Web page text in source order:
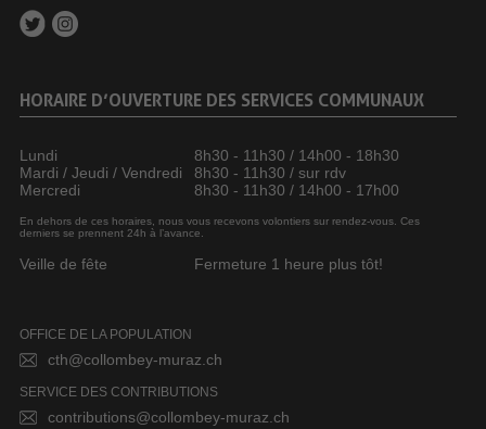
HORAIRE D’OUVERTURE DES SERVICES COMMUNAUX
Lundi
8h30 - 11h30 / 14h00 - 18h30
Mardi / Jeudi / Vendredi
8h30 - 11h30 / sur rdv
Mercredi
8h30 - 11h30 / 14h00 - 17h00
En dehors de ces horaires, nous vous recevons volontiers sur rendez-vous. Ces
derniers se prennent 24h à l’avance.
Veille de fête Fermeture 1 heure plus tôt!
OFFICE DE LA POPULATION
cth@collombey-muraz.ch
SERVICE DES CONTRIBUTIONS
contributions@collombey-muraz.ch